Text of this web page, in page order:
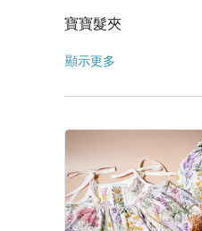
寶寶髮夾
顯示更多